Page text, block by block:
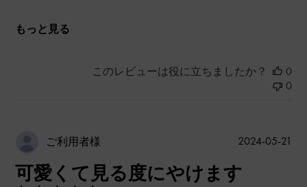
もっと見る
このレビューは役に立ちましたか？
0
0
ご利用者様
可愛くて見る度にやけます
2024-05-21